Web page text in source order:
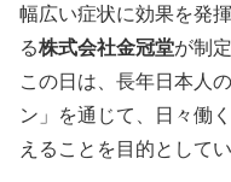
幅広い症状に効果を発
る株式会社金冠堂が制
この日は、長年日本人
ン」を通じて、日々働
えることを目的としてい